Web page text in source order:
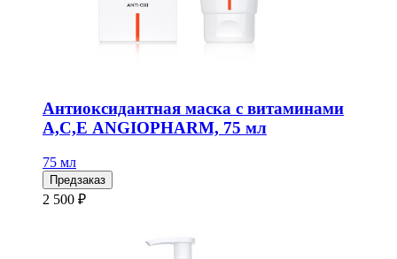
Антиоксидантная маска с витаминами
А,С,Е ANGIOPHARM, 75 мл
75 мл
Предзаказ
2 500 ₽